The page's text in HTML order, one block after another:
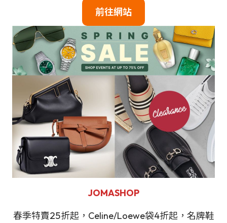
前往網站
JOMASHOP
春季特賣25折起，Celine/Loewe袋4折起，名牌鞋